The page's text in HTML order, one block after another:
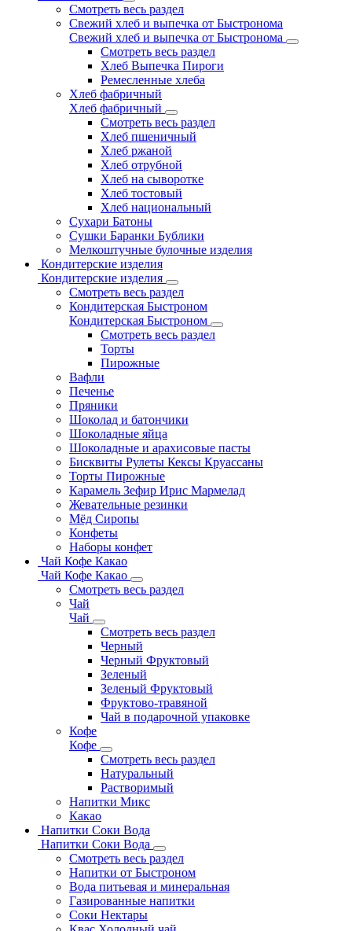
Смотреть весь раздел
Свежий хлеб и выпечка от Быстронома
Свежий хлеб и выпечка от Быстронома
Смотреть весь раздел
Хлеб Выпечка Пироги
Ремесленные хлеба
Хлеб фабричный
Хлеб фабричный
Смотреть весь раздел
Хлеб пшеничный
Хлеб ржаной
Хлеб отрубной
Хлеб на сыворотке
Хлеб тостовый
Хлеб национальный
Сухари Батоны
Сушки Баранки Бублики
Мелкоштучные булочные изделия
Кондитерские изделия
Кондитерские изделия
Смотреть весь раздел
Кондитерская Быстроном
Кондитерская Быстроном
Смотреть весь раздел
Торты
Пирожные
Вафли
Печенье
Пряники
Шоколад и батончики
Шоколадные яйца
Шоколадные и арахисовые пасты
Бисквиты Рулеты Кексы Круассаны
Торты Пирожные
Карамель Зефир Ирис Мармелад
Жевательные резинки
Мёд Сиропы
Конфеты
Наборы конфет
Чай Кофе Какао
Чай Кофе Какао
Смотреть весь раздел
Чай
Чай
Смотреть весь раздел
Черный
Черный Фруктовый
Зеленый
Зеленый Фруктовый
Фруктово-травяной
Чай в подарочной упаковке
Кофе
Кофе
Смотреть весь раздел
Натуральный
Растворимый
Напитки Микс
Какао
Напитки Соки Вода
Напитки Соки Вода
Смотреть весь раздел
Напитки от Быстроном
Вода питьевая и минеральная
Газированные напитки
Соки Нектары